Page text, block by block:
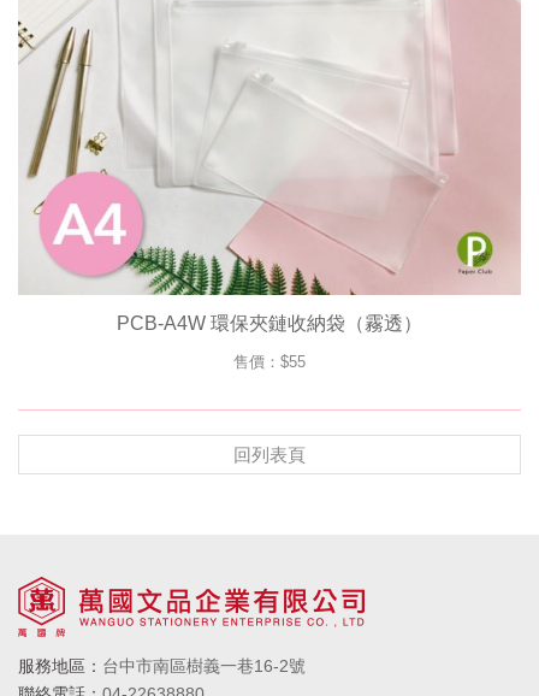
PCB-A4W 環保夾鏈收納袋（霧透）
售價：$55
回列表頁
服務地區： 台中市南區樹義一巷16-2號